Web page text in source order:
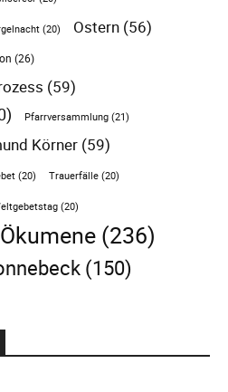
(20) Ostern (56)
(26)
(59)
Pfarrversammlung (21)
Körner (59)
(20) Trauerfälle (20)
(20)
Ökumene (236)
(150)